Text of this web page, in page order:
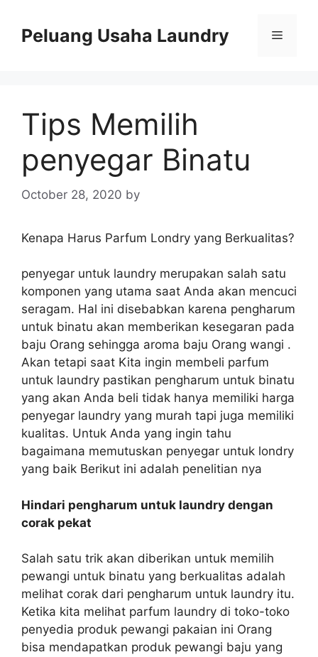
contentPeluang Usaha Laundry Menu
Tips Memilih
penyegar Binatu
October 28, 2020 by
Kenapa Harus Parfum Londry yang Berkualitas?
penyegar untuk laundry merupakan salah satu
komponen yang utama saat Anda akan mencuci
seragam. Hal ini disebabkan karena pengharum
untuk binatu akan memberikan kesegaran pada
baju Orang sehingga aroma baju Orang wangi .
Akan tetapi saat Kita ingin membeli parfum
untuk laundry pastikan pengharum untuk binatu
yang akan Anda beli tidak hanya memiliki harga
penyegar laundry yang murah tapi juga memiliki
kualitas. Untuk Anda yang ingin tahu
bagaimana memutuskan penyegar untuk londry
yang baik Berikut ini adalah penelitian nya
Hindari pengharum untuk laundry dengan
corak pekat
Salah satu trik akan diberikan untuk memilih
pewangi untuk binatu yang berkualitas adalah
melihat corak dari pengharum untuk laundry itu.
Ketika kita melihat parfum laundry di toko-toko
penyedia produk pewangi pakaian ini Orang
bisa mendapatkan produk pewangi baju yang